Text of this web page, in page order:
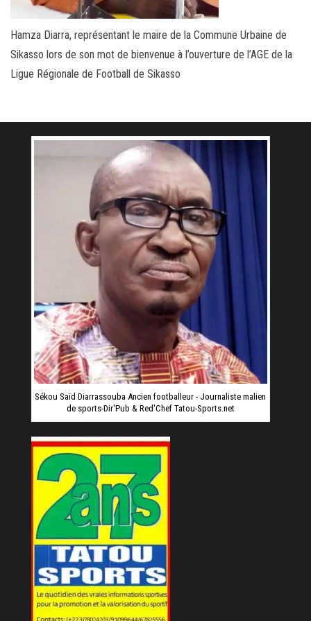
Hamza Diarra, représentant le maire de la Commune Urbaine de
Sikasso lors de son mot de bienvenue à l’ouverture de l’AGE de la
Ligue Régionale de Football de Sikasso
Sékou Saïd Diarrassouba Ancien footballeur - Journaliste malien
de sports-Dir'Pub & Red'Chef Tatou-Sports.net